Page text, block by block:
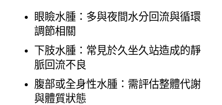
眼瞼水腫：多與夜間水分回流與循環
調節相關
下肢水腫：常見於久坐久站造成的靜
脈回流不良
腹部或全身性水腫：需評估整體代謝
與體質狀態